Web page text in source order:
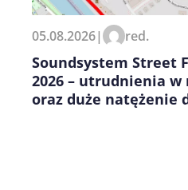
05.08.2026| red.
Soundsystem Street
2026 – utrudnienia w
oraz duże natężenie